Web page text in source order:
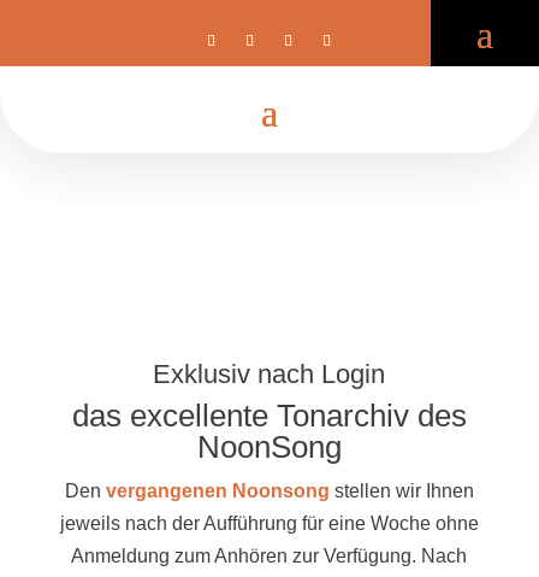
Exklusiv nach Login
das excellente Tonarchiv des
NoonSong
Den vergangenen Noonsong stellen wir Ihnen
jeweils nach der Aufführung für eine Woche ohne
Anmeldung zum Anhören zur Verfügung. Nach